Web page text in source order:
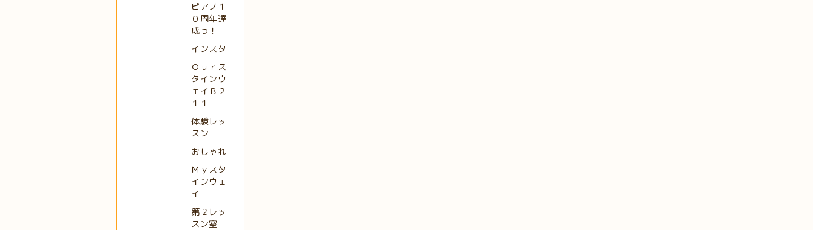
ピアノ１
０周年達
成っ！
インスタ
Ｏｕｒス
タインウ
ェイＢ２
１１
体験レッ
スン
おしゃれ
Ｍｙスタ
インウェ
イ
第２レッ
スン室